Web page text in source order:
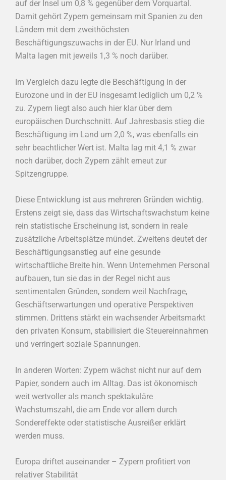
auf der Insel um 0,8 % gegenüber dem Vorquartal.
Damit gehört Zypern gemeinsam mit Spanien zu den
Ländern mit dem zweithöchsten
Beschäftigungszuwachs in der EU. Nur Irland und
Malta lagen mit jeweils 1,3 % noch darüber.
Im Vergleich dazu legte die Beschäftigung in der
Eurozone und in der EU insgesamt lediglich um 0,2 %
zu. Zypern liegt also auch hier klar über dem
europäischen Durchschnitt. Auf Jahresbasis stieg die
Beschäftigung im Land um 2,0 %, was ebenfalls ein
sehr beachtlicher Wert ist. Malta lag mit 4,1 % zwar
noch darüber, doch Zypern zählt erneut zur
Spitzengruppe.
Diese Entwicklung ist aus mehreren Gründen wichtig.
Erstens zeigt sie, dass das Wirtschaftswachstum keine
rein statistische Erscheinung ist, sondern in reale
zusätzliche Arbeitsplätze mündet. Zweitens deutet der
Beschäftigungsanstieg auf eine gesunde
wirtschaftliche Breite hin. Wenn Unternehmen Personal
aufbauen, tun sie das in der Regel nicht aus
sentimentalen Gründen, sondern weil Nachfrage,
Geschäftserwartungen und operative Perspektiven
stimmen. Drittens stärkt ein wachsender Arbeitsmarkt
den privaten Konsum, stabilisiert die Steuereinnahmen
und verringert soziale Spannungen.
In anderen Worten: Zypern wächst nicht nur auf dem
Papier, sondern auch im Alltag. Das ist ökonomisch
weit wertvoller als manch spektakuläre
Wachstumszahl, die am Ende vor allem durch
Sondereffekte oder statistische Ausreißer erklärt
werden muss.
Europa driftet auseinander – Zypern profitiert von
relativer Stabilität